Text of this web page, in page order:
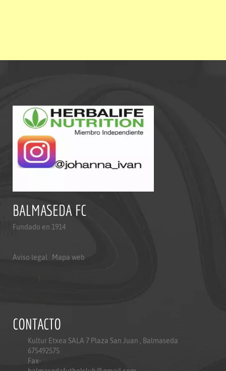
BALMASEDA FC
Fundado en 1914
Aviso legal Mapa web
CONTACTO
Kultur Etxea SALA 7 Plaza San Juan , Balmaseda
675492575
Fax-